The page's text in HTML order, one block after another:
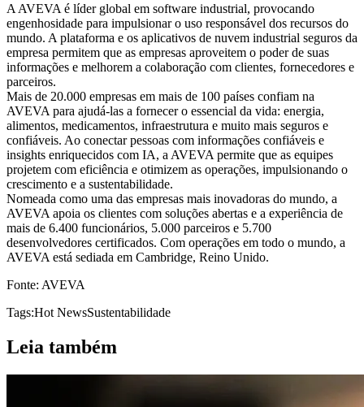
A AVEVA é líder global em software industrial, provocando
engenhosidade para impulsionar o uso responsável dos recursos do
mundo. A plataforma e os aplicativos de nuvem industrial seguros da
empresa permitem que as empresas aproveitem o poder de suas
informações e melhorem a colaboração com clientes, fornecedores e
parceiros.
Mais de 20.000 empresas em mais de 100 países confiam na
AVEVA para ajudá-las a fornecer o essencial da vida: energia,
alimentos, medicamentos, infraestrutura e muito mais seguros e
confiáveis. Ao conectar pessoas com informações confiáveis e
insights enriquecidos com IA, a AVEVA permite que as equipes
projetem com eficiência e otimizem as operações, impulsionando o
crescimento e a sustentabilidade.
Nomeada como uma das empresas mais inovadoras do mundo, a
AVEVA apoia os clientes com soluções abertas e a experiência de
mais de 6.400 funcionários, 5.000 parceiros e 5.700
desenvolvedores certificados. Com operações em todo o mundo, a
AVEVA está sediada em Cambridge, Reino Unido.
Fonte: AVEVA
Tags:Hot NewsSustentabilidade
Leia também